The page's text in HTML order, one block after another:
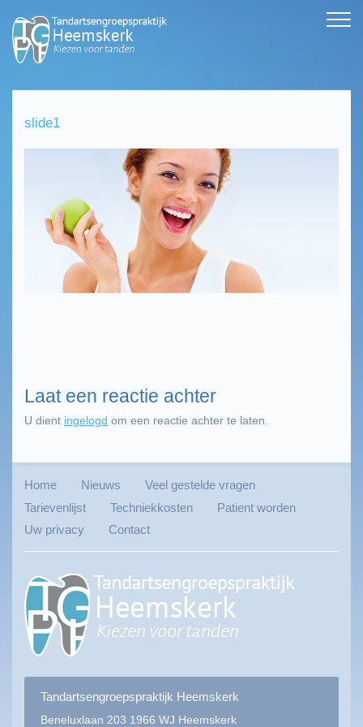
slide1
Laat een reactie achter
U dient ingelogd om een reactie achter te laten.
Home Nieuws
Veel gestelde vragen
Tarievenlijst
Techniekkosten
Patient worden
Uw privacy
Contact
Tandartsengroepspraktijk Heemskerk
Beneluxlaan 203 1966 WJ Heemskerk